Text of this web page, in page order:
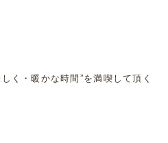
く・暖かな時間”を満喫して頂く